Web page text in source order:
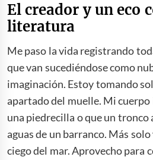
El creador y un eco
literatura
Me paso la vida registrando
que van sucediéndose como
imaginación. Estoy tomando
apartado del muelle. Mi
una piedrecilla o que un tronco
aguas de un barranco. Más
ciego del mar. Aprovecho para